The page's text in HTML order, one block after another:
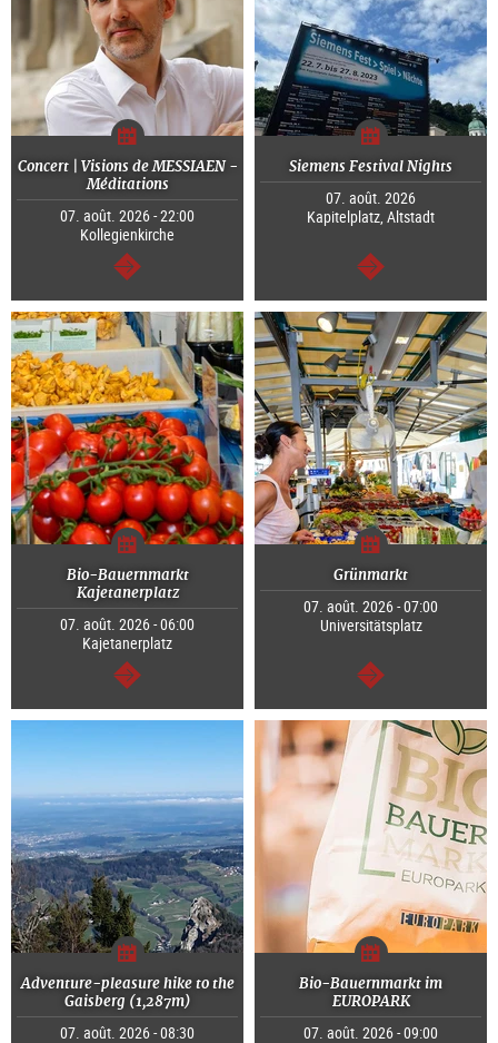
Concert | Visions de MESSIAEN -
Méditations
07. août. 2026 - 22:00
Kollegienkirche
Continuer
Siemens Festival Nights
07. août. 2026
Kapitelplatz, Altstadt
Continuer
Bio-Bauernmarkt
Kajetanerplatz
07. août. 2026 - 06:00
Kajetanerplatz
Continuer
Grünmarkt
07. août. 2026 - 07:00
Universitätsplatz
Continuer
Adventure-pleasure hike to the
Gaisberg (1,287m)
07. août. 2026 - 08:30
Bio-Bauernmarkt im
EUROPARK
07. août. 2026 - 09:00